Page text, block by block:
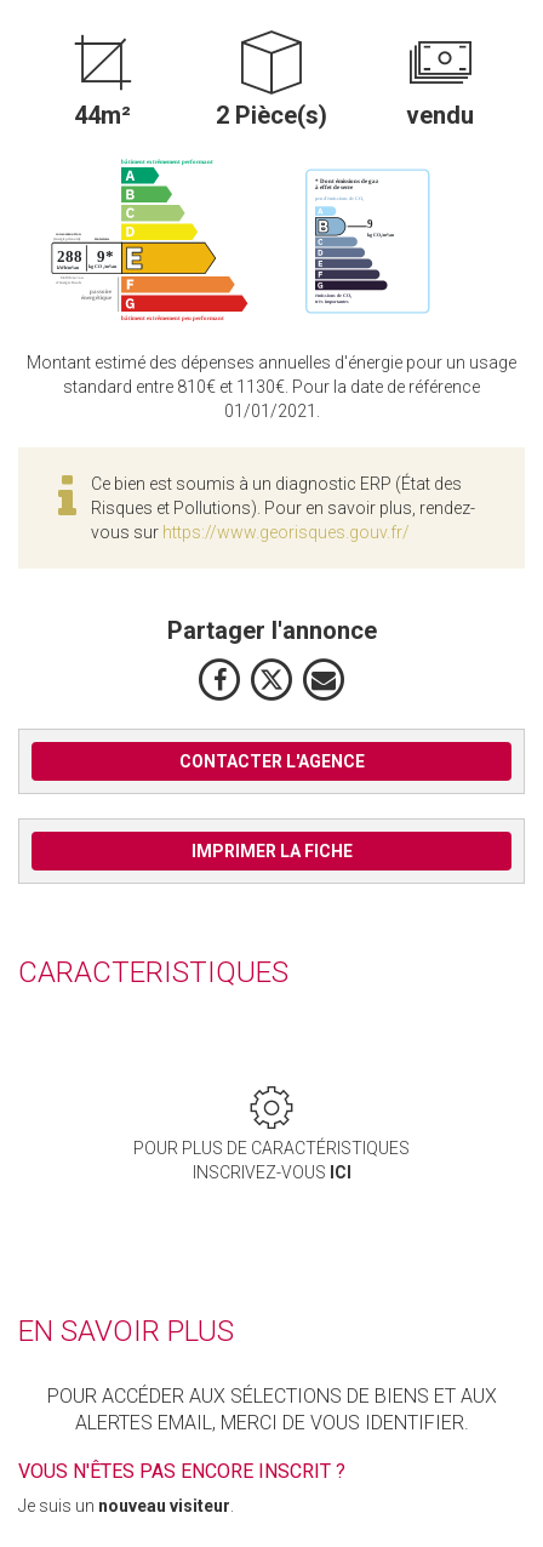
44m² 2 Pièce(s) vendu
Montant estimé des dépenses annuelles d'énergie pour un usage
standard entre 810€ et 1130€. Pour la date de référence
01/01/2021.
Ce bien est soumis à un diagnostic ERP (État des
Risques et Pollutions). Pour en savoir plus, rendez-
vous sur https://www.georisques.gouv.fr/
Partager l'annonce
CONTACTER L'AGENCE
IMPRIMER LA FICHE
CARACTERISTIQUES
POUR PLUS DE CARACTÉRISTIQUES
INSCRIVEZ-VOUS ICI
EN SAVOIR PLUS
POUR ACCÉDER AUX SÉLECTIONS DE BIENS ET AUX
ALERTES EMAIL, MERCI DE VOUS IDENTIFIER.
VOUS N'ÊTES PAS ENCORE INSCRIT ?
Je suis un nouveau visiteur.